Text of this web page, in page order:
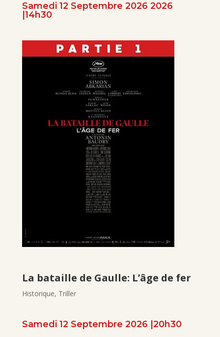
Samedi 12 Septembre 2026 2026
|14h30
La bataille de Gaulle: L’âge de fer
Historique, Triller
Samedi 12 Septembre 2026 |20h30